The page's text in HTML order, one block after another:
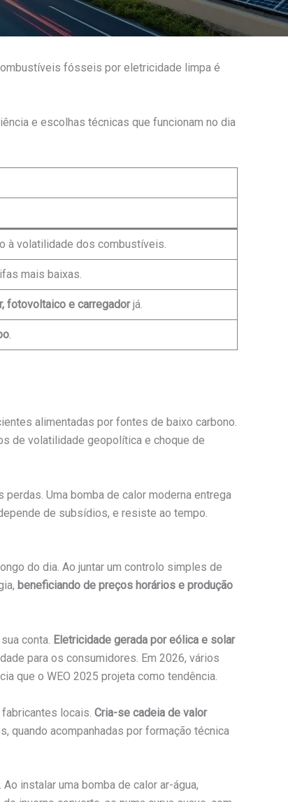
fósseis por eletricidade limpa é
e escolhas técnicas que funcionam no dia
à volatilidade dos combustíveis.
mais baixas.
fotovoltaico e carregadorjá.
.
alimentadas por fontes de baixo carbono.
de volatilidade geopolítica e choque de
Uma bomba de calor moderna entrega
de subsídios, e resiste ao tempo.
do dia. Ao juntar um controlo simples de
beneficiando de preços horários e produção
conta. Eletricidade gerada por eólica e solar
para os consumidores. Em 2026, vários
que o WEO 2025 projeta como tendência.
locais. Cria-se cadeia de valor
quando acompanhadas por formação técnica
instalar uma bomba de calor ar-água,